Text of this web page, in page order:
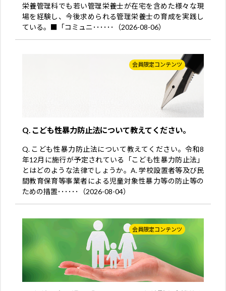
栄養管理科でも若い管理栄養士が在宅を含めた様々な現
場を経験し、今後求められる管理栄養士の育成を実践し
ている。■「コミュニ･･････（2026-08-06）
会員限定コンテンツ
Q. こども性暴力防止法について教えてください。
Q. こども性暴力防止法について教えてください。令和8
年12月に施行が予定されている「こども性暴力防止法」
とはどのような法律でしょうか。A. 学校設置者等及び民
間教育保育等事業者による児童対象性暴力等の防止等の
ための措置･･････（2026-08-04）
会員限定コンテンツ